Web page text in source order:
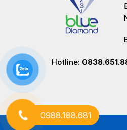
Hotline:
0988.188.681